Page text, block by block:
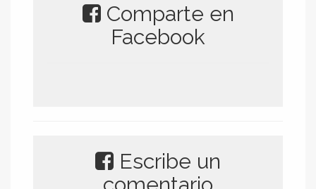
Comparte en
Facebook
Escribe un